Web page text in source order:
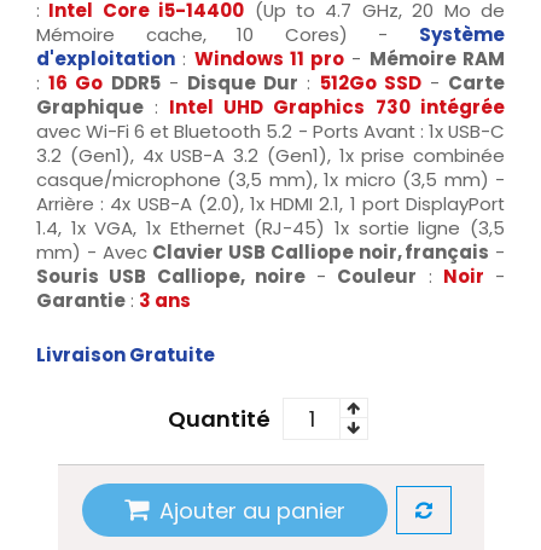
: Intel Core i5-14400 (Up to 4.7 GHz, 20 Mo de
Mémoire cache, 10 Cores) - Système
d'exploitation : Windows 11 pro - Mémoire RAM
:16 Go DDR5- Disque Dur : 512Go SSD- Carte
Graphique : Intel UHD Graphics 730 intégrée
avec Wi-Fi 6 et Bluetooth 5.2 - Ports Avant : 1x USB-C
3.2 (Gen1), 4x USB-A 3.2 (Gen1), 1x prise combinée
casque/microphone (3,5 mm), 1x micro (3,5 mm) -
Arrière : 4x USB-A (2.0), 1x HDMI 2.1, 1 port DisplayPort
1.4, 1x VGA, 1x Ethernet (RJ-45) 1x sortie ligne (3,5
mm) - Avec Clavier USB Calliope noir, français -
Souris USB Calliope, noire- Couleur : Noir -
Garantie : 3 ans
Livraison Gratuite
Quantité
Ajouter au panier